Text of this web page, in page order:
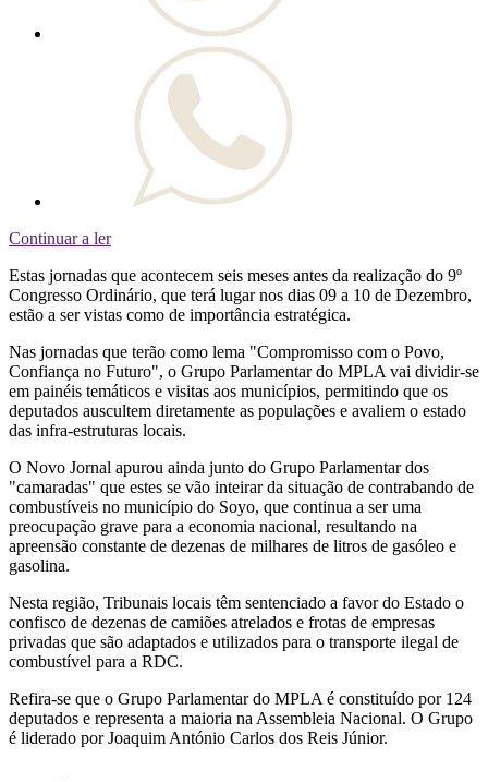
Continuar a ler
Estas jornadas que acontecem seis meses antes da realização do 9º
Congresso Ordinário, que terá lugar nos dias 09 a 10 de Dezembro,
estão a ser vistas como de importância estratégica.
Nas jornadas que terão como lema "Compromisso com o Povo,
Confiança no Futuro", o Grupo Parlamentar do MPLA vai dividir-se
em painéis temáticos e visitas aos municípios, permitindo que os
deputados auscultem diretamente as populações e avaliem o estado
das infra-estruturas locais.
O Novo Jornal apurou ainda junto do Grupo Parlamentar dos
"camaradas" que estes se vão inteirar da situação de contrabando de
combustíveis no município do Soyo, que continua a ser uma
preocupação grave para a economia nacional, resultando na
apreensão constante de dezenas de milhares de litros de gasóleo e
gasolina.
Nesta região, Tribunais locais têm sentenciado a favor do Estado o
confisco de dezenas de camiões atrelados e frotas de empresas
privadas que são adaptados e utilizados para o transporte ilegal de
combustível para a RDC.
Refira-se que o Grupo Parlamentar do MPLA é constituído por 124
deputados e representa a maioria na Assembleia Nacional. O Grupo
é liderado por Joaquim António Carlos dos Reis Júnior.